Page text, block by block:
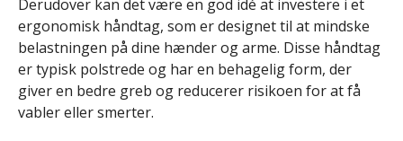
Derudover kan det være en god idé at investere i et
ergonomisk håndtag, som er designet til at mindske
belastningen på dine hænder og arme. Disse håndtag
er typisk polstrede og har en behagelig form, der
giver en bedre greb og reducerer risikoen for at få
vabler eller smerter.